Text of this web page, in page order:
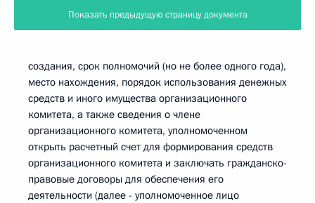
Показать предыдущую страницу документа
создания, срок полномочий (но не более одного года),
место нахождения, порядок использования денежных
средств и иного имущества организационного
комитета, а также сведения о члене
организационного комитета, уполномоченном
открыть расчетный счет для формирования средств
организационного комитета и заключать гражданско-
правовые договоры для обеспечения его
деятельности (далее - уполномоченное лицо